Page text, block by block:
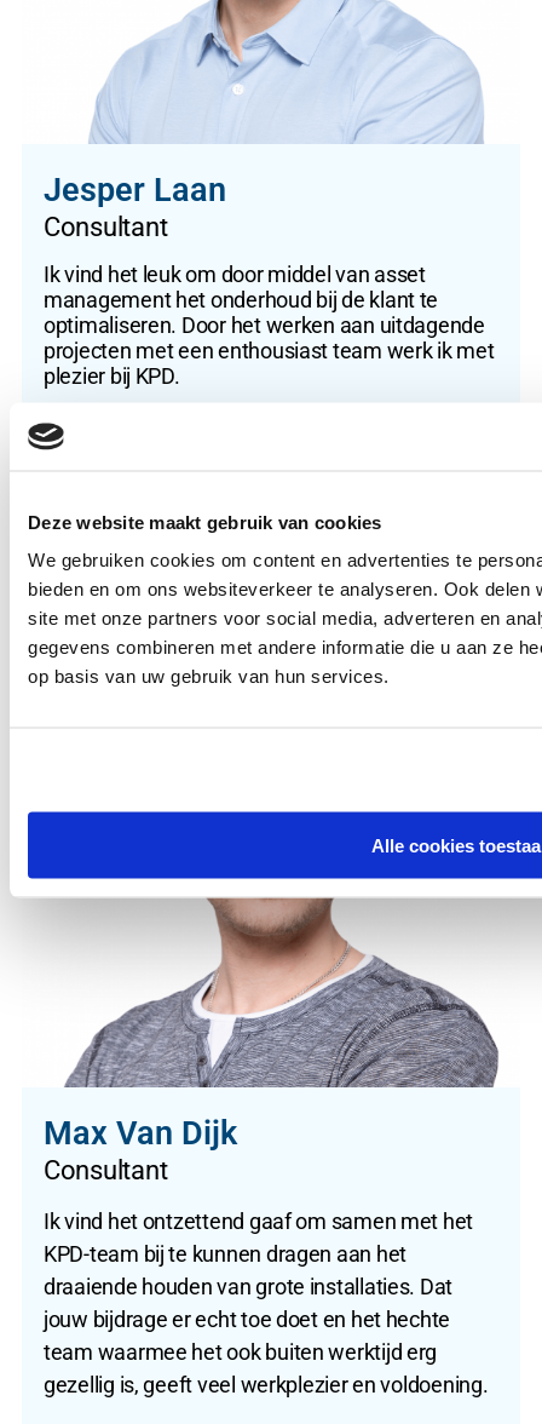
Deze website maakt gebruik van cookies
We gebruiken cookies om content en advertenties te
bieden en om ons websiteverkeer te analyseren. Ook
site met onze partners voor social media, adverteren en
gegevens combineren met andere informatie die u aan ze
op basis van uw gebruik van hun services.
Alle cookies
Jesper Laan
Consultant
Ik vind het leuk om door middel van asset
management het onderhoud bij de klant te
optimaliseren. Door het werken aan uitdagende
projecten met een enthousiast team werk ik met
plezier bij KPD.
Max Van Dijk
Consultant
Ik vind het ontzettend gaaf om samen met het
KPD-team bij te kunnen dragen aan het
draaiende houden van grote installaties. Dat
jouw bijdrage er echt toe doet en het hechte
team waarmee het ook buiten werktijd erg
gezellig is, geeft veel werkplezier en voldoening.